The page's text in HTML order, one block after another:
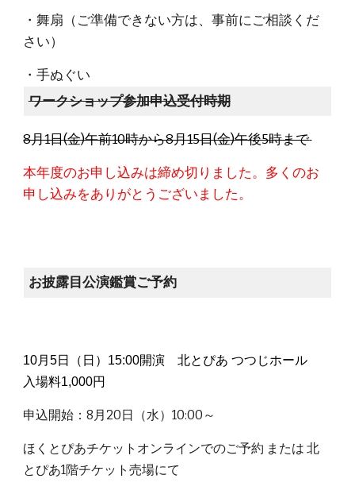
・舞扇（ご準備できない方は、事前にご相談くだ
さい）
・手ぬぐい
ワークショップ参加申込受付時期
8月1日(金)午前10時から8月15日(金)午後5時まで
本年度のお申し込みは締め切りました。多くのお
申し込みをありがとうございました。
お披露目公演鑑賞ご予約
10月5日（ 日 ）15:00開演 北とぴあ つつじホール
入場料1,000円
申込開始：8月20日（水）10:00～
ほくとぴあチケットオンラインでのご予約 または 北
とぴあ1階チケット売場にて